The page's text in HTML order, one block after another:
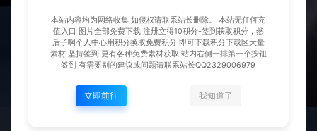
宠物BOSS 天外天白发仙 宠物 蹦蹦松松
宠物以及时装展示
本站内容均为网络收集 如侵权请联系站长删除。 本站无任何充
值入口 图片全部免费下载 注册立得10积分-签到获取积分，然
后子啊个人中心用积分换取免费积分 即可下载积分下载区大量
素材 坚持签到 更有各种免费素材获取 站内右侧一排第一个按钮
签到 有需要别的建议或问题请联系站长QQ2329006979
立即前往 我知道了